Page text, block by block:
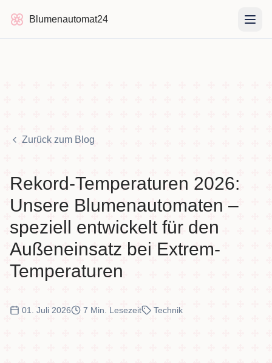
Blumenautomat24
Blumenautomat24
Zurück zum Blog
Rekord-Temperaturen 2026:
Unsere Blumenautomaten –
speziell entwickelt für den
Außeneinsatz bei Extrem-
Temperaturen
01. Juli 2026 7 Min. Lesezeit Technik